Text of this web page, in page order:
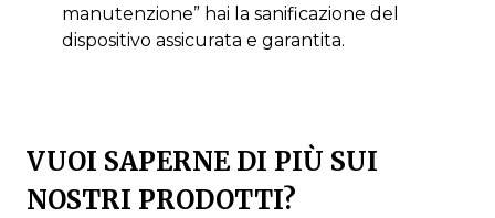
manutenzione” hai la sanificazione del
dispositivo assicurata e garantita.
VUOI SAPERNE DI PIÙ SUI
NOSTRI PRODOTTI?